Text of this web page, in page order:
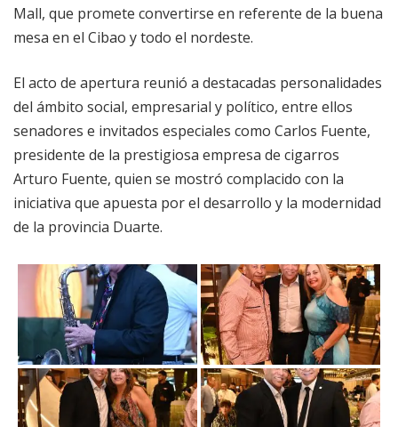
Mall, que promete convertirse en referente de la buena
mesa en el Cibao y todo el nordeste.
El acto de apertura reunió a destacadas personalidades
del ámbito social, empresarial y político, entre ellos
senadores e invitados especiales como Carlos Fuente,
presidente de la prestigiosa empresa de cigarros
Arturo Fuente, quien se mostró complacido con la
iniciativa que apuesta por el desarrollo y la modernidad
de la provincia Duarte.